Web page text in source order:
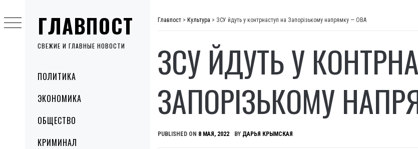
ГЛАВПОСТ
СВЕЖИЕ И ГЛАВНЫЕ НОВОСТИ
MenuПОЛИТИКА
ЭКОНОМИКА
ОБЩЕСТВО
КРИМИНАЛ
to
content
Главпост > Культура > ЗСУ йдуть у контрнаступ на Запорізькому напрямку — ОВА
ЗСУ ЙДУТЬ У
ЗАПОРІЗЬКОМУ
PUBLISHED ON 8 МАЯ, 2022 BY ДАРЬЯ КРЫМСКАЯ